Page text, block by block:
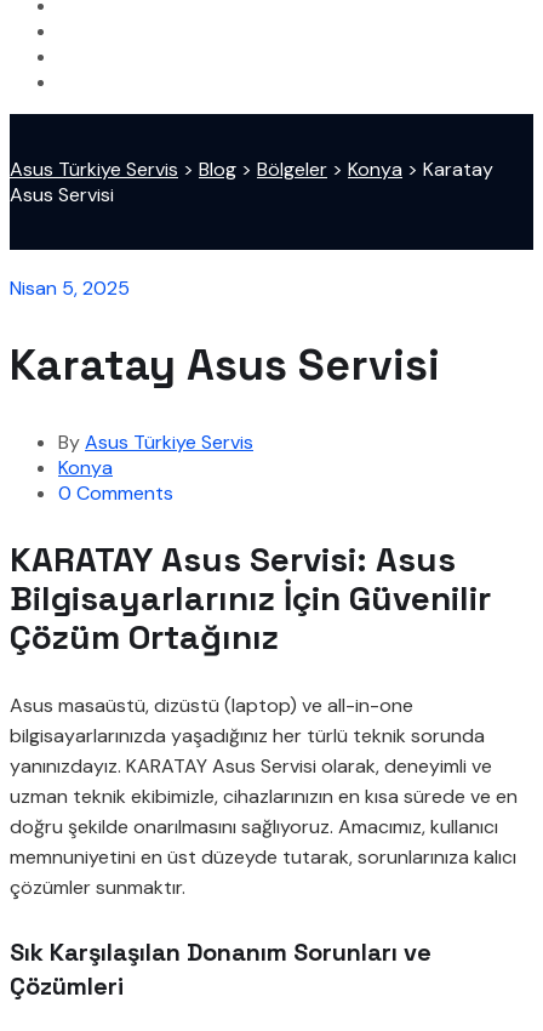
Asus Türkiye Servis > Blog > Bölgeler > Konya > Karatay
Asus Servisi
Nisan 5, 2025
Karatay Asus Servisi
ByAsus Türkiye Servis
Konya
0 Comments
KARATAY Asus Servisi: Asus
Bilgisayarlarınız İçin Güvenilir
Çözüm Ortağınız
Asus masaüstü, dizüstü (laptop) ve all-in-one
bilgisayarlarınızda yaşadığınız her türlü teknik sorunda
yanınızdayız. KARATAY Asus Servisi olarak, deneyimli ve
uzman teknik ekibimizle, cihazlarınızın en kısa sürede ve en
doğru şekilde onarılmasını sağlıyoruz. Amacımız, kullanıcı
memnuniyetini en üst düzeyde tutarak, sorunlarınıza kalıcı
çözümler sunmaktır.
Sık Karşılaşılan Donanım Sorunları ve
Çözümleri